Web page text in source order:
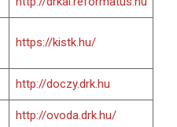
https://kistk.hu/
http://doczy.drk.hu
http://ovoda.drk.hu/